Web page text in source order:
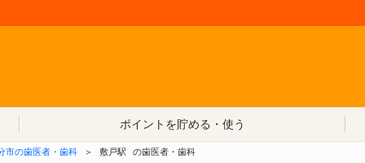
ポイントを貯める・使う
市の歯医者・歯科 ＞ 敷戸駅 の歯医者・歯科